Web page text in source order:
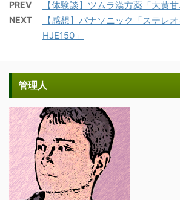
PREV 【体験談】ツムラ漢方薬「大黄
NEXT
【感想】パナソニック「ステレ
HJE150」
管理人